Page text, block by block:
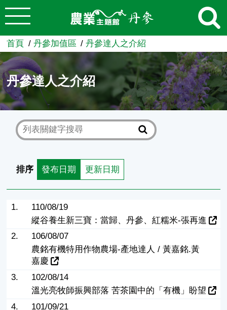
跳到主要內容
農業知識入口網
首頁 丹參加值區 丹參達人之介紹
丹參達人之介紹
排序 發布日期 更新日期
1.
110/08/19
縱谷養生新三寶：當歸、丹參、紅糯米-張再進
2.
106/08/07
農銘有機特用作物農場-產地達人 / 黃嘉銘.黃
嘉慶
3.
102/08/14
溫光亮牧師振興部落 苦茶園中的「有機」盼望
4.
101/09/21